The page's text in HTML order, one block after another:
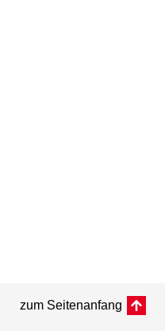
zum Seitenanfang